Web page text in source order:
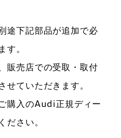
途下記部品が追加で必
す。
販売店での受取・取付
せていただきます。
購入のAudi正規ディー
ださい。